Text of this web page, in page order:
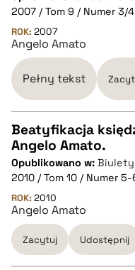
CZYSTY TEKST
pobierz cytat
pobierz cytat
2007 / Tom 9 / Numer 3/
ROK: 2007
Angelo Amato
Pełny tekst
CZYSTY TEKST
pobierz cytat
BIBTEX
Beatyfikacja
Angelo Amato.
Opublikowano w:
2010 / Tom 10 / Numer
ROK: 2010
Angelo Amato
Zacytuj Udostępnij